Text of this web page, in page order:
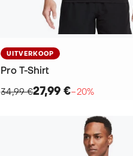
UITVERKOOP
Pro T-Shirt
34,99 €27,99 €−20%